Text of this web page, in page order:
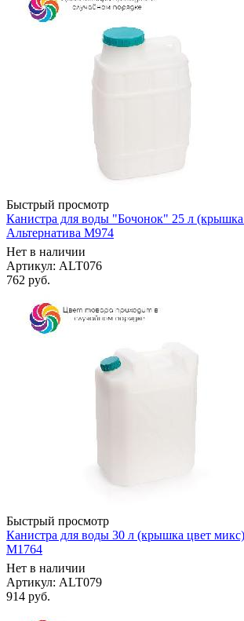
Быстрый просмотр
Канистра для воды "Бочонок" 25 л
Альтернатива М974
Нет в наличии
Артикул: ALT076
762 руб.
Быстрый просмотр
Канистра для воды 30 л (крышка цвет
М1764
Нет в наличии
Артикул: ALT079
914 руб.